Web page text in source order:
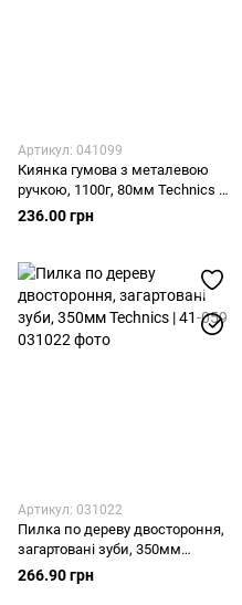
Артикул: 041099
Киянка гумова з металевою
ручкою, 1100г, 80мм Technics |
39-023
236.00 грн
Артикул: 031022
Пилка по дереву двостороння,
загартовані зуби, 350мм
Technics | 41-059
266.90 грн